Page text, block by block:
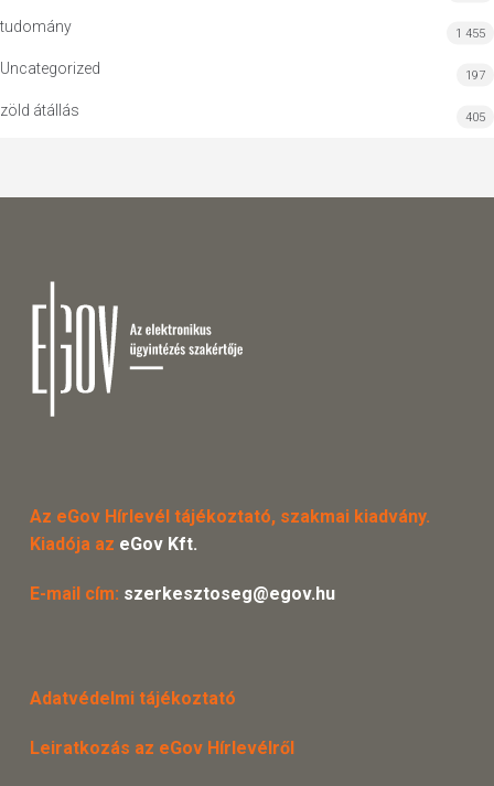
tudomány 1 455
Uncategorized 197
zöld átállás 405
Az eGov Hírlevél tájékoztató, szakmai kiadvány.
Kiadója az eGov Kft.
E-mail cím: szerkesztoseg@egov.hu
Adatvédelmi tájékoztató
Leiratkozás az eGov Hírlevélről